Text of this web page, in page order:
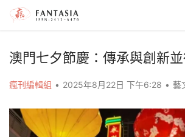
澳門七夕節慶：傳承與創新
瘋刊編輯組 • 2025年8月22日 下午6:28 • 藝